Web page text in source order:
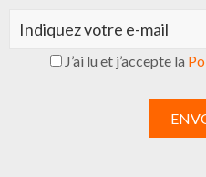
J’ai lu et j’accepte la